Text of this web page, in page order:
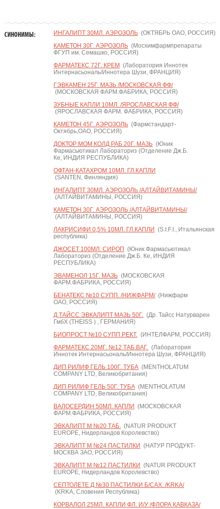
СИНОНИМЫ: ИНГАЛИПТ 30МЛ. АЭРОЗОЛЬ(ОКТЯБРЬ ОАО, РОССИЯ)
КАМЕТОН 30Г. АЭРОЗОЛЬ(Мосхимфармпрепараты
ФГУП им. Семашко, РОССИЯ)
ФАРМАТЕКС 72Г. КРЕМ (Лаборатория Иннотек
Интернасьональ/Иннотера Шузи, ФРАНЦИЯ)
ГЭВКАМЕН 25Г. МАЗЬ /МОСКОВСКАЯ ФФ/
(МОСКОВСКАЯ ФАРМ.ФАБРИКА, РОССИЯ)
ЗУБНЫЕ КАПЛИ 10МЛ. /ЯРОСЛАВСКАЯ ФФ/
(ЯРОСЛАВСКАЯ ФАРМ. ФАБРИКА, РОССИЯ)
КАМЕТОН 45Г. АЭРОЗОЛЬ(Фармстандарт-
Октябрь,ОАО, РОССИЯ)
ДОКТОР МОМ КОЛД РАБ 20Г. МАЗЬ(Юник
Фармасьютикал Лабораториз (Отделение Дж.Б.
Ке, ИНДИЯ РЕСПУБЛИКА)
ОФТАН-КАТАХРОМ 10МЛ. ГЛ.КАПЛИ
(SANTEN, Финляндия)
ИНГАЛИПТ 30МЛ. АЭРОЗОЛЬ /АЛТАЙВИТАМИНЫ/
(АЛТАЙВИТАМИНЫ, РОССИЯ)
КАМЕТОН 30Г. АЭРОЗОЛЬ /АЛТАЙВИТАМИНЫ/
(АЛТАЙВИТАМИНЫ, РОССИЯ)
ЛАКРИСИФИ 0,5% 10МЛ. ГЛ.КАПЛИ (S.I.F.I., Итальянская
республика)
ДЖОСЕТ 100МЛ. СИРОП (Юник Фармасьютикал
Лабораториз (Отделение Дж.Б. Ке, ИНДИЯ
РЕСПУБЛИКА)
ЭВАМЕНОЛ 15Г. МАЗЬ(МОСКОВСКАЯ
ФАРМ.ФАБРИКА, РОССИЯ)
БЕНАТЕКС №10 СУПП. /НИЖФАРМ/(Нижфарм
ОАО, РОССИЯ)
Д.ТАЙСС ЭВКАЛИПТ МАЗЬ 50Г.(Др. Тайсс Натурварен
ГмбХ (THEISS ) , ГЕРМАНИЯ)
БИОПРОСТ №10 СУПП.РЕКТ.(ИНТЕЛФАРМ, РОССИЯ)
ФАРМАТЕКС 20МГ. №12 ТАБ.ВАГ.(Лаборатория
Иннотек Интернасьональ/Иннотера Шузи, ФРАНЦИЯ)
ДИП РИЛИФ ГЕЛЬ 100Г. ТУБА(MENTHOLATUM
COMPANY LTD, Великобритания)
ДИП РИЛИФ ГЕЛЬ 50Г. ТУБА(MENTHOLATUM
COMPANY LTD, Великобритания)
ВАЛОСЕРДИН 50МЛ. КАПЛИ (МОСКОВСКАЯ
ФАРМ.ФАБРИКА, РОССИЯ)
ЭВКАЛИПТ М №20 ТАБ.(NATUR PRODUKT
EUROPE, Нидерландов Королевство)
ЭВКАЛИПТ М №24 ПАСТИЛКИ (НАТУР ПРОДУКТ-
МОСКВА ЗАО, РОССИЯ)
ЭВКАЛИПТ М №12 ПАСТИЛКИ (NATUR PRODUKT
EUROPE, Нидерландов Королевство)
СЕПТОЛЕТЕ Д №30 ПАСТИЛКИ Б/САХ. /KRKA/
(KRKA, Словения Республика)
КОРВАЛОЛ 25МЛ. КАПЛИ ФЛ. И/У /ФЛОРА КАВКАЗА/